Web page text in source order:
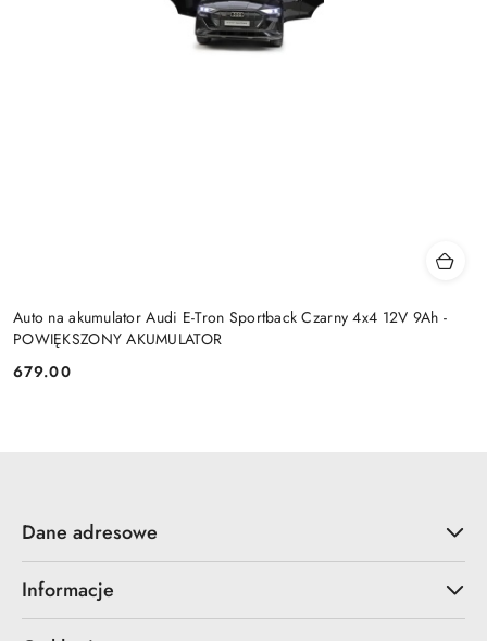
Auto na akumulator Audi E-Tron Sportback Czarny 4x4 12V 9Ah -
POWIĘKSZONY AKUMULATOR
Cena:
679.00
Dane adresowe
Informacje